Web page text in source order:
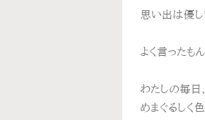
思い出は優
よく言ったも
わたしの毎日
めまぐるしく